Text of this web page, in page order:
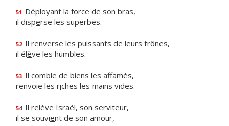
51 Déployant la force de son bras,
il disperse les superbes.
52 Il renverse les puissants de leurs trônes,
il élève les humbles.
53 Il comble de biens les affamés,
renvoie les riches les mains vides.
54 Il relève Israël, son serviteur,
il se souvient de son amour,